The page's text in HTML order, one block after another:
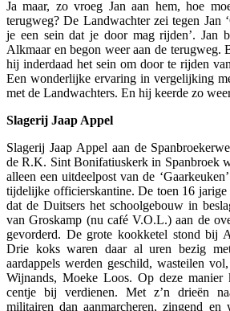
Ja maar, zo vroeg Jan aan hem, hoe
terugweg? De Landwachter zei tegen Jan
je een sein dat je door mag rijden’. Jan
Alkmaar en begon weer aan de terugweg.
hij inderdaad het sein om door te rijden
Een wonderlijke ervaring in vergelijking
met de Landwachters. En hij keerde zo
Slagerij Jaap Appel
Slagerij Jaap Appel aan de
de R.K. Sint Bonifatiuskerk in Spanbroek
alleen een uitdeelpost van de
tijdelijke officierskantine. De toen 16 jarige
dat de Duitsers het schoolgebouw in
van Groskamp (nu café V.O.L.) aan de
gevorderd. De grote kookketel stond bij
Drie koks waren daar al uren bezig
aardappels werden geschild, wasteilen
Wijnands, Moeke Loos. Op deze manier
centje bij verdienen. Met z’n drieën
militairen dan aanmarcheren, zingend en